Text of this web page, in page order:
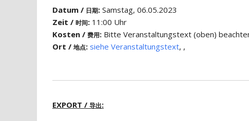
Datum / 日期: Samstag, 06.05.2023
Zeit / 时间: 11:00 Uhr
Kosten / 费用: Bitte Veranstaltungstext (oben)
Ort / 地点: siehe Veranstaltungstext, ,
EXPORT / 导出: